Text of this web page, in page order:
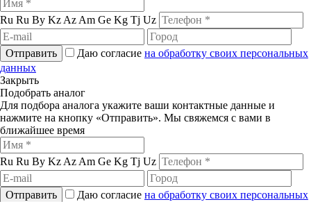
Ru Ru By Kz Az Am Ge Kg Tj Uz
Отправить Даю согласие на обработку своих персональных
данных
Закрыть
Подобрать аналог
Для подбора аналога укажите ваши контактные данные и
нажмите на кнопку «Отправить». Мы свяжемся с вами в
ближайшее время
Ru Ru By Kz Az Am Ge Kg Tj Uz
Отправить Даю согласие на обработку своих персональных